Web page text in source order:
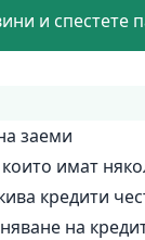
и спестете
заеми
имат
кредити
на